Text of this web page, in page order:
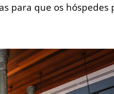
para que os hóspedes